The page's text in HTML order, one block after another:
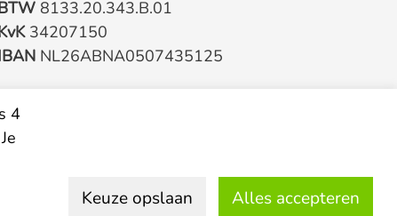
8133.20.343.B.01
34207150
NL26ABNA0507435125
© 2026 Elaa
4
Keuze opslaan Alles accepteren